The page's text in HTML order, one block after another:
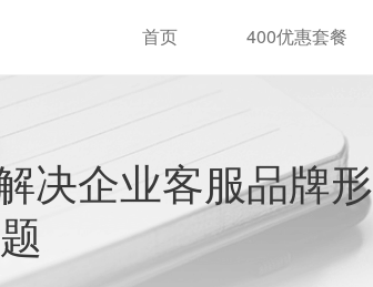
首页 400优惠套餐
决企业客服品牌形